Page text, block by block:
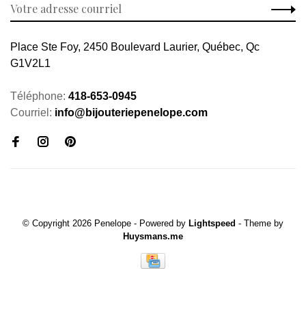
Place Ste Foy, 2450 Boulevard Laurier, Québec, Qc
G1V2L1
Téléphone: 418-653-0945
Courriel: info@bijouteriepenelope.com
© Copyright 2026 Penelope - Powered by Lightspeed - Theme by
Huysmans.me